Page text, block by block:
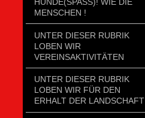
MENSCHEN !
UNTER DIESER RUBRIK
LOBEN WIR
VEREINSAKTIVITÄTEN
UNTER DIESER RUBRIK
LOBEN WIR FÜR DEN
ERHALT DER LANDSCHAFT